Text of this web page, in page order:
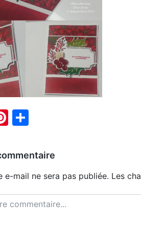
Pinterest
e-mail ne sera pas publiée. Les